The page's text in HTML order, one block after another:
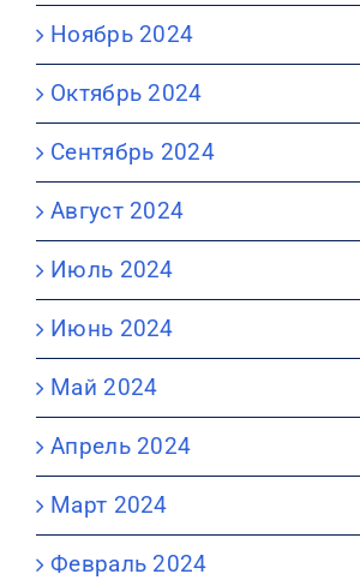
Ноябрь 2024
Октябрь 2024
Сентябрь 2024
Август 2024
Июль 2024
Июнь 2024
Май 2024
Апрель 2024
Март 2024
Февраль 2024